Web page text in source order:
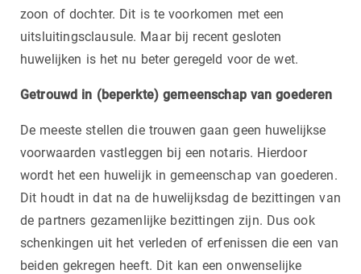
zoon of dochter. Dit is te voorkomen met een
uitsluitingsclausule. Maar bij recent gesloten
huwelijken is het nu beter geregeld voor de wet.
Getrouwd in (beperkte) gemeenschap van goederen
De meeste stellen die trouwen gaan geen huwelijkse
voorwaarden vastleggen bij een notaris. Hierdoor
wordt het een huwelijk in gemeenschap van goederen.
Dit houdt in dat na de huwelijksdag de bezittingen van
de partners gezamenlijke bezittingen zijn. Dus ook
schenkingen uit het verleden of erfenissen die een van
beiden gekregen heeft. Dit kan een onwenselijke